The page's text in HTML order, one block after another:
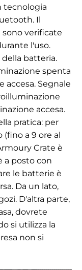
tecnologia
Il
sono verificate
l'uso.
batteria.
spenta
accesa. Segnale
accesa.
pratica: per
a 9 ore al
Crate è
a posto con
le batterie è
Da un lato,
D'altra parte,
dovrete
si utilizza la
non si